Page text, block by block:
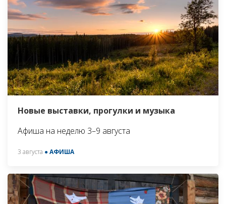
Новые выставки, прогулки и музыка
Афиша на неделю 3–9 августа
3 августа ● АФИША